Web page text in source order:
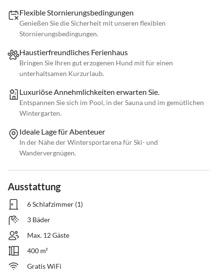
Flexible Stornierungsbedingungen
Genießen Sie die Sicherheit mit unseren flexiblen
Stornierungsbedingungen.
Haustierfreundliches Ferienhaus
Bringen Sie Ihren gut erzogenen Hund mit für einen
unterhaltsamen Kurzurlaub.
Luxuriöse Annehmlichkeiten erwarten Sie.
Entspannen Sie sich im Pool, in der Sauna und im gemütlichen
Wintergarten.
Ideale Lage für Abenteuer
In der Nähe der Wintersportarena für Ski- und
Wandervergnügen.
Ausstattung
6 Schlafzimmer (1)
3 Bäder
Max. 12 Gäste
400 m²
Gratis WiFi